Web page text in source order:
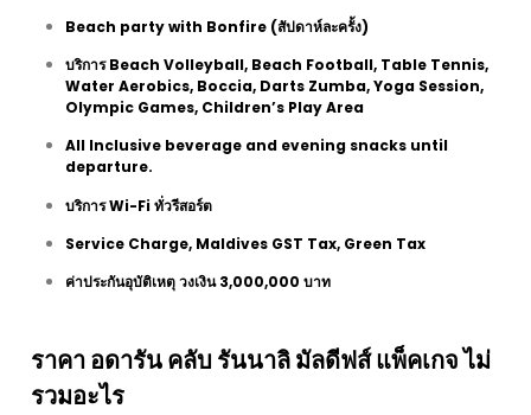
Beach party with Bonfire (สัปดาห์ละครั้ง)
บริการ Beach Volleyball, Beach Football, Table Tennis,
Water Aerobics, Boccia, Darts Zumba, Yoga Session,
Olympic Games, Children’s Play Area
All Inclusive beverage and evening snacks until
departure.
บริการ Wi-Fi ทั่วรีสอร์ต
Service Charge, Maldives GST Tax, Green Tax
ค่าประกันอุบัติเหตุ วงเงิน 3,000,000 บาท
ราคา อดารัน คลับ รันนาลิ มัลดีฟส์ แพ็คเกจ ไม่
รวมอะไร